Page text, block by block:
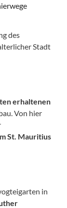
des
Stadt
erhaltenen
Von hier
St. Mauritius
in